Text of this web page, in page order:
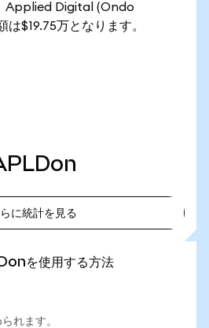
Applied Digital (Ondo
$19.75万となります。
に統計を見る
を使用する方法
れます。